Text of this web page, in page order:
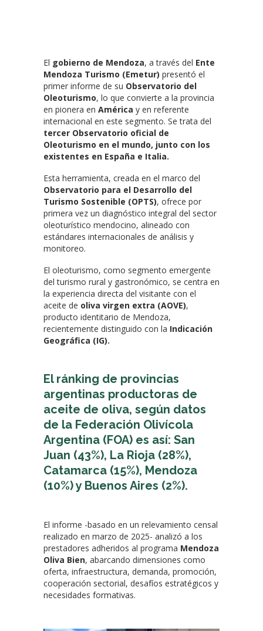
El gobierno de Mendoza, a través del Ente
Mendoza Turismo (Emetur) presentó el
primer informe de su Observatorio del
Oleoturismo, lo que convierte a la provincia
en pionera en América y en referente
internacional en este segmento. Se trata del
tercer Observatorio oficial de
Oleoturismo en el mundo, junto con los
existentes en España e Italia.
Esta herramienta, creada en el marco del
Observatorio para el Desarrollo del
Turismo Sostenible (OPTS), ofrece por
primera vez un diagnóstico integral del sector
oleoturístico mendocino, alineado con
estándares internacionales de análisis y
monitoreo.
El oleoturismo, como segmento emergente
del turismo rural y gastronómico, se centra en
la experiencia directa del visitante con el
aceite de oliva virgen extra (AOVE),
producto identitario de Mendoza,
recientemente distinguido con la Indicación
Geográfica (IG).
El ránking de provincias
argentinas productoras de
aceite de oliva, según datos
de la Federación Olivícola
Argentina (FOA) es así: San
Juan (43%), La Rioja (28%),
Catamarca (15%), Mendoza
(10%) y Buenos Aires (2%).
El informe -basado en un relevamiento censal
realizado en marzo de 2025- analizó a los
prestadores adheridos al programa Mendoza
Oliva Bien, abarcando dimensiones como
oferta, infraestructura, demanda, promoción,
cooperación sectorial, desafíos estratégicos y
necesidades formativas.